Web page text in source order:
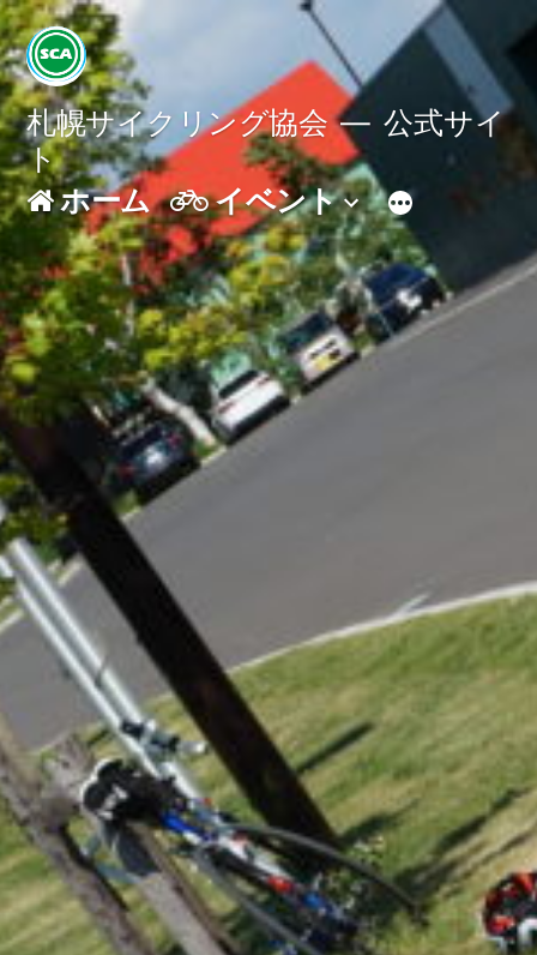
コ
ン
テ
ン
ツ
へ
ス
キ
ッ
プ
札幌サイクリング協会
公式サイ
ト
ホーム
イベント